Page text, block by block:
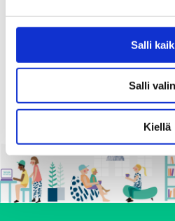
Salli
Salli
Kiellä
P
S
T
S
P
A